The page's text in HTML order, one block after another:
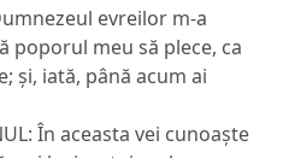
evreilor m-a
poporul meu să plece, ca
și, iată, până acum ai
În aceasta vei cunoaște